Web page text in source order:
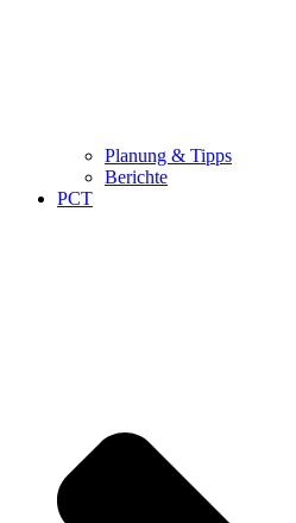
Planung & Tipps
Berichte
PCT